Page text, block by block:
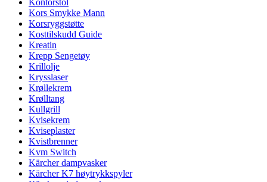
Kontorstol
Kors Smykke Mann
Korsryggstøtte
Kosttilskudd Guide
Kreatin
Krepp Sengetøy
Krillolje
Krysslaser
Krøllekrem
Krølltang
Kullgrill
Kvisekrem
Kviseplaster
Kvistbrenner
Kvm Switch
Kärcher dampvasker
Kärcher K7 høytrykkspyler